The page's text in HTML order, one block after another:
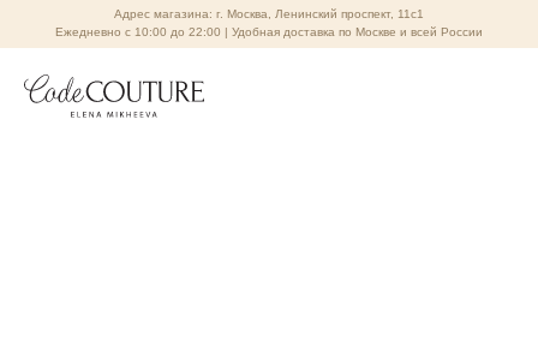
Адрес магазина: г. Москва, Ленинский проспект, 11с1
Ежедневно с 10:00 до 22:00 | Удобная доставка по Москве и всей России